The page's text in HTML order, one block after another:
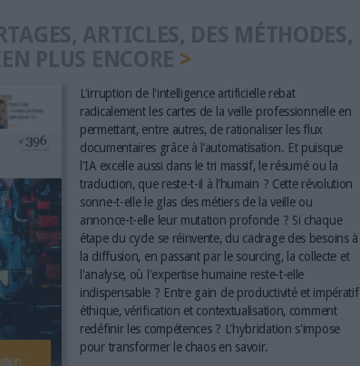
L'irruption de l'intelligence artificielle rebat
radicalement les cartes de la veille professionnelle en
permettant, entre autres, de rationaliser les flux
documentaires grâce à l’automatisation. Et puisque
l'IA excelle aussi dans le tri massif, le résumé ou la
traduction, que reste-t-il à l’humain ? Cette révolution
sonne-t-elle le glas des métiers de la veille ou
annonce-t-elle leur mutation profonde ? Si chaque
étape du cycle se réinvente, du cadrage des besoins à
la diffusion, en passant par le sourcing, la collecte et
l'analyse, où l'expertise humaine reste-t-elle
indispensable ? Entre gain de productivité et impératif
éthique, vérification et contextualisation, comment
redéfinir les compétences ? L'hybridation s'impose
pour transformer le chaos en savoir.